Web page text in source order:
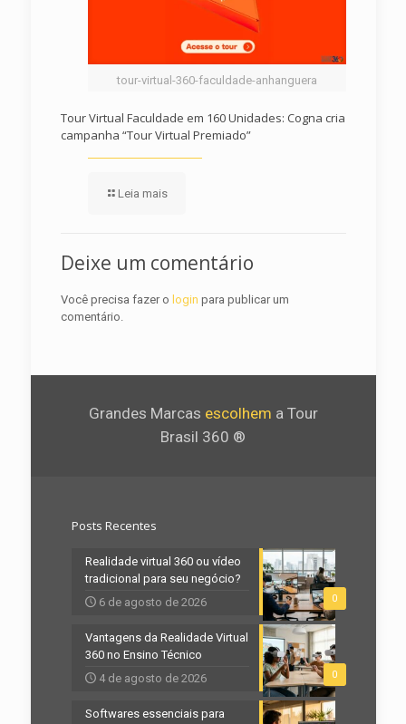
tour-virtual-360-faculdade-anhanguera
Tour Virtual Faculdade em 160 Unidades: Cogna cria
campanha “Tour Virtual Premiado”
Leia mais
Deixe um comentário
Você precisa fazer o login para publicar um
comentário.
Grandes Marcas escolhem a Tour
Brasil 360 ®
Posts Recentes
0
Realidade virtual 360 ou vídeo
tradicional para seu negócio?
6 de agosto de 2026
0
Vantagens da Realidade Virtual
360 no Ensino Técnico
4 de agosto de 2026
Softwares essenciais para